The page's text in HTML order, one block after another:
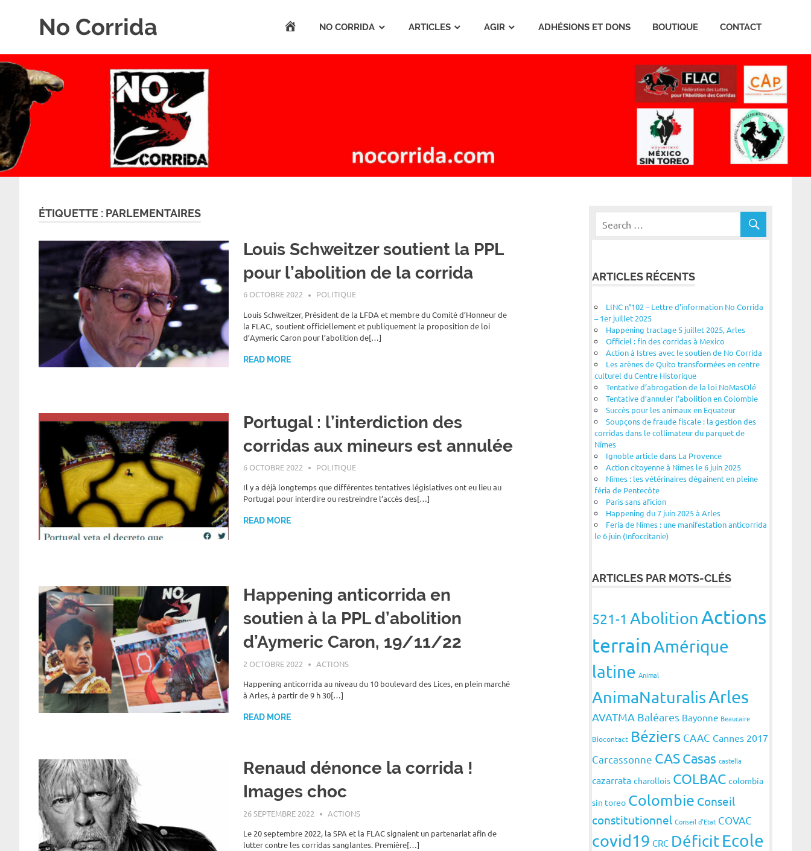
No Corrida
la
corrida
ACCUEILNO CORRIDA ARTICLES AGIR ADHÉSIONS ET DONS BOUTIQUE CONTACT
ÉTIQUETTE : PARLEMENTAIRES
Louis Schweitzer soutient la PPL
pour l’abolition de la corrida
6 OCTOBRE 2022 ROGER LAHANA
POLITIQUE
Louis Schweitzer, Président de la LFDA et membre du Comité d’Honneur de
la FLAC, soutient officiellement et publiquement la proposition de loi
d’Aymeric Caron pour l’abolition de[…]
READ MORE
Portugal : l’interdiction des
corridas aux mineurs est annulée
6 OCTOBRE 2022 ROGER LAHANA
POLITIQUE
Il y a déjà longtemps que différentes tentatives législatives ont eu lieu au
Portugal pour interdire ou restreindre l’accès des[…]
READ MORE
Happening anticorrida en
soutien à la PPL d’abolition
d’Aymeric Caron, 19/11/22
2 OCTOBRE 2022 ROGER LAHANA
ACTIONS
Happening anticorrida au niveau du 10 boulevard des Lices, en plein marché
à Arles, à partir de 9 h 30[…]
READ MORE
Renaud dénonce la corrida !
Images choc
26 SEPTEMBRE 2022 ROGER LAHANA
ACTIONS
Le 20 septembre 2022, la SPA et la FLAC signaient un partenariat afin de
lutter contre les corridas sanglantes. Première[…]
ARTICLES RÉCENTS
LINC n°102 – Lettre d’information No Corrida
– 1er juillet 2025
Happening tractage 5 juillet 2025, Arles
Officiel : fin des corridas à Mexico
Action à Istres avec le soutien de No Corrida
Les arènes de Quito transformées en centre
culturel du Centre Historique
Tentative d’abrogation de la loi NoMasOlé
Tentative d’annuler l’abolition en Colombie
Succès pour les animaux en Equateur
Soupçons de fraude fiscale : la gestion des
corridas dans le collimateur du parquet de
Nîmes
Ignoble article dans La Provence
Action citoyenne à Nîmes le 6 juin 2025
Nîmes : les vétérinaires dégainent en pleine
féria de Pentecôte
Paris sans aficion
Happening du 7 juin 2025 à Arles
Feria de Nîmes : une manifestation anticorrida
le 6 juin (Infoccitanie)
ARTICLES PAR MOTS-CLÉS
521-1 AbolitionActions
terrainAmérique
latine Animal
AnimaNaturalisArles
AVATMA Baléares Bayonne Beaucaire
Biocontact Béziers CAAC Cannes 2017
Carcassonne CASCasas castella
cazarrata charollois COLBAC colombia
sin toreo Colombie Conseil
constitutionnel Conseil d'Etat COVAC
covid19 CRC DéficitEcole